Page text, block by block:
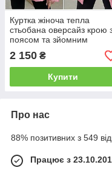
Куртка жіноча тепла
стьобана оверсайз крою
поясом та зйомним
2 150 ₴
Купити
Про нас
88% позитивних з 549
Працює з